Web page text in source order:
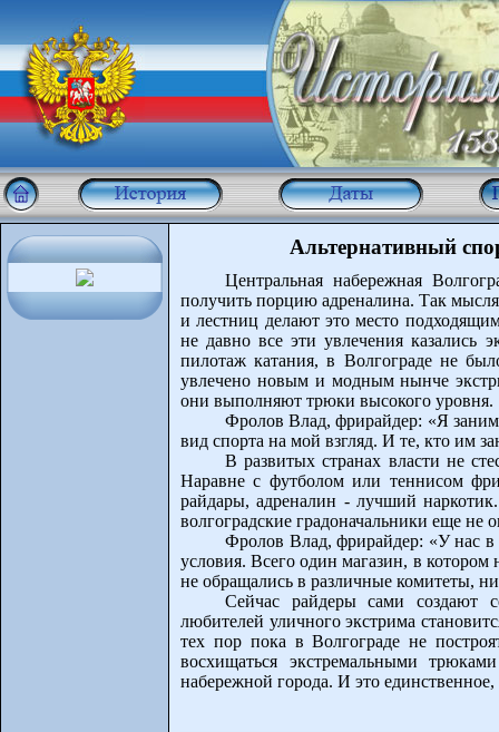
Альтернативный
Центральная набережная
получить порцию адреналина. Так
и лестниц делают это место
не давно все эти увлечения казались
пилотаж катания, в Волгограде не
увлечено новым и модным нынче
они выполняют трюки высокого уровня.
Фролов Влад, фрирайдер: «Я
вид спорта на мой взгляд. И те, кто им
В развитых странах власти не
Наравне с футболом или теннисом
райдары, адреналин - лучший
волгоградские градоначальники еще не
Фролов Влад, фрирайдер: «У нас в
условия. Всего один магазин, в
не обращались в различные комитеты,
Сейчас райдеры сами создают
любителей уличного экстрима
тех пор пока в Волгограде не
восхищаться экстремальными
набережной города. И это